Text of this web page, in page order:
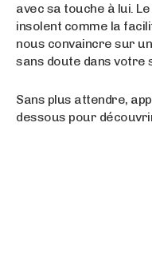
avec sa touche à lui.
insolent comme la
nous convaincre sur
sans doute dans votre
Sans plus attendre,
dessous pour